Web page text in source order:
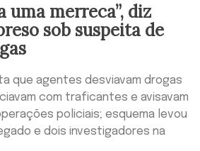
uma merreca”, diz
sob suspeita de
que agentes desviavam drogas
com traficantes e avisavam
policiais; esquema levou
e dois investigadores na